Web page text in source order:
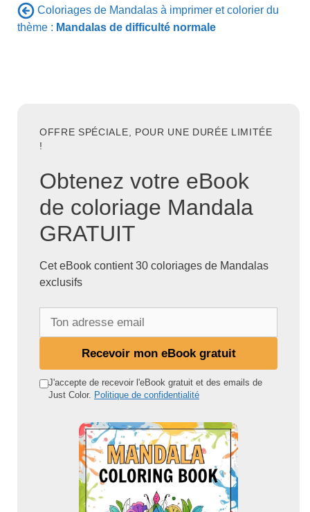
Coloriages de Mandalas à imprimer et colorier du
thème : Mandalas de difficulté normale
OFFRE SPÉCIALE, POUR UNE DURÉE LIMITÉE
!
Obtenez votre eBook
de coloriage Mandala
GRATUIT
Cet eBook contient 30 coloriages de Mandalas
exclusifs
d
Recevoir mon eBook gratuit
J'accepte de recevoir l'eBook gratuit et des emails de
Just Color. Politique de confidentialité